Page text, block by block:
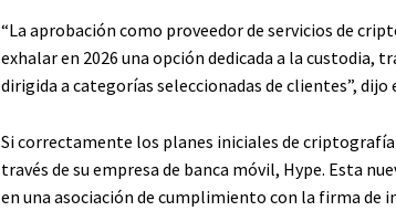
“La aprobación como proveedor de servicios de
exhalar en 2026 una opción dedicada a la custodia,
dirigida a categorías seleccionadas de clientes”,
Si correctamente los planes iniciales de
través de su empresa de banca móvil, Hype. Esta
en una asociación de cumplimiento con la firma de